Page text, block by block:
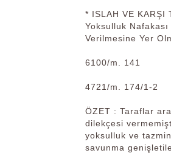
* ISLAH VE KARŞI
Yoksulluk
Verilmesine Yer
6100/m. 141
4721/m. 174/1-2
ÖZET : Taraflar
dilekçesi
yoksulluk ve
savunma